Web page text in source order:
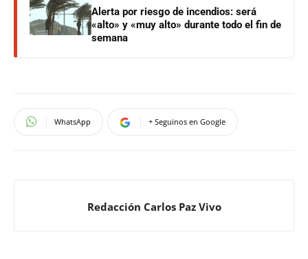
Alerta por riesgo de incendios: será
«alto» y «muy alto» durante todo el fin de
semana
WhatsApp + Seguinos en Google
Redacción Carlos Paz Vivo